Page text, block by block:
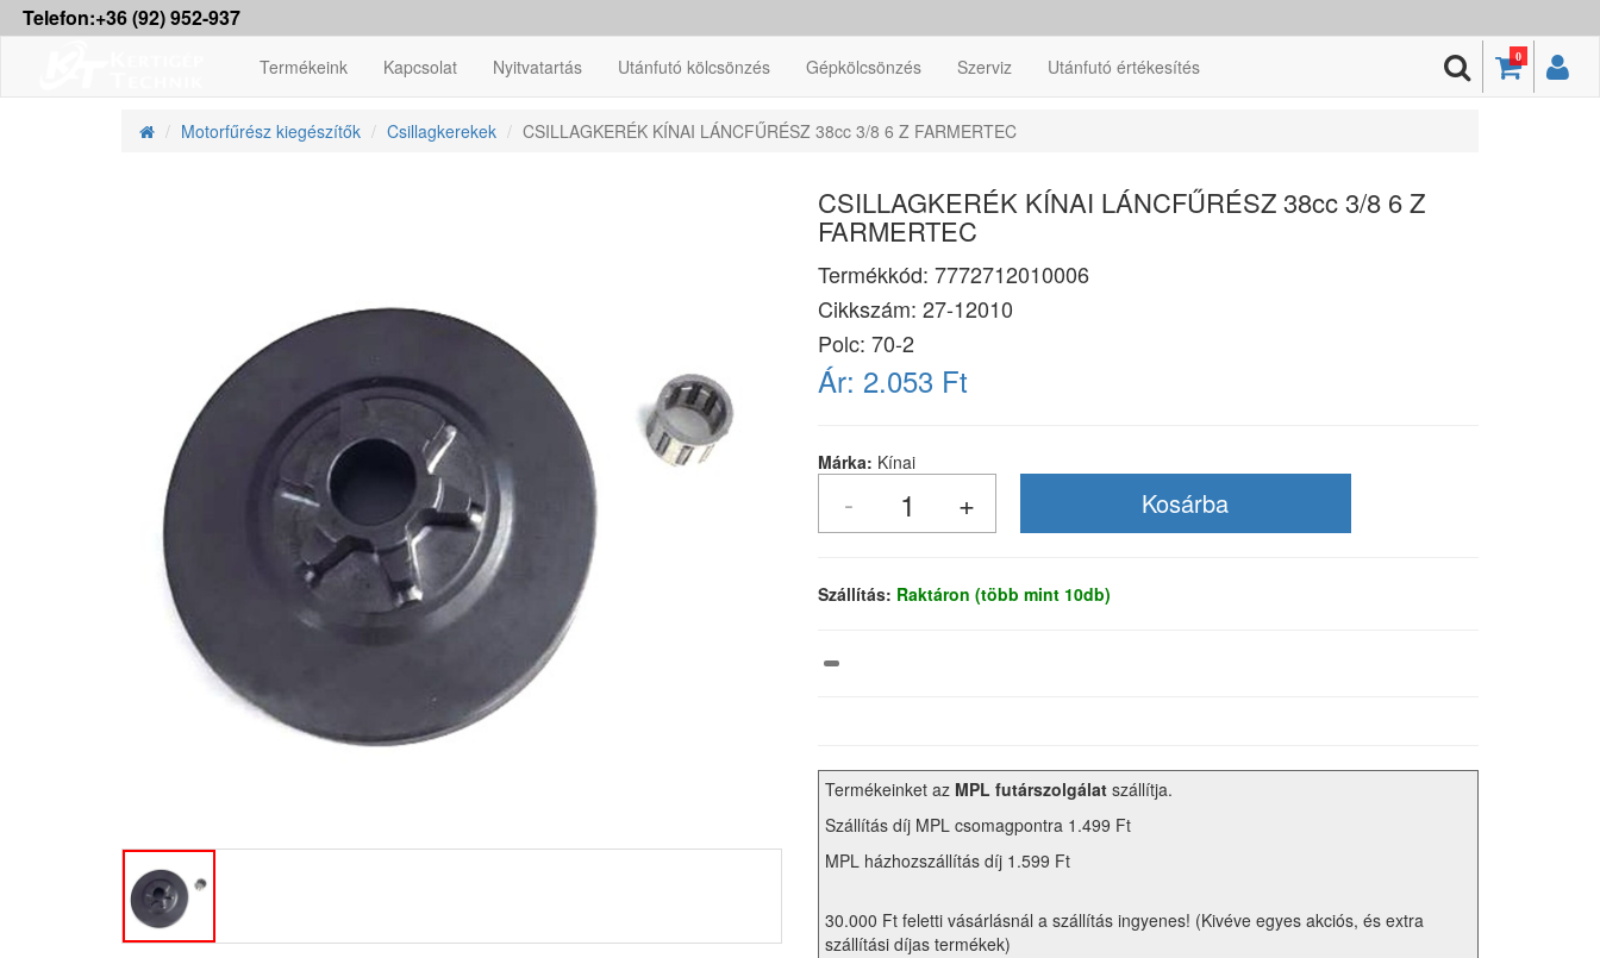
Telefon:+36 (92) 952-937
0
Termékeink Kapcsolat Nyitvatartás Utánfutó kölcsönzés Gépkölcsönzés Szerviz Utánfutó értékesítés
Motorfűrész kiegészítők Csillagkerekek CSILLAGKERÉK KÍNAI LÁNCFŰRÉSZ 38cc 3/8 6 Z FARMERTEC
CSILLAGKERÉK KÍNAI LÁNCFŰRÉSZ 38cc 3/8 6 Z
FARMERTEC
Termékkód: 7772712010006
Cikkszám: 27-12010
Polc: 70-2
Ár: 2.053 Ft
Márka: Kínai
Szállítás: Raktáron (több mint 10db)
Termékeinket az MPL futárszolgálat szállítja.
Szállítás díj MPL csomagpontra 1.499 Ft
MPL házhozszállítás díj 1.599 Ft
30.000 Ft feletti vásárlásnál a szállítás ingyenes! (Kivéve egyes akciós, és extra
szállítási díjas termékek)